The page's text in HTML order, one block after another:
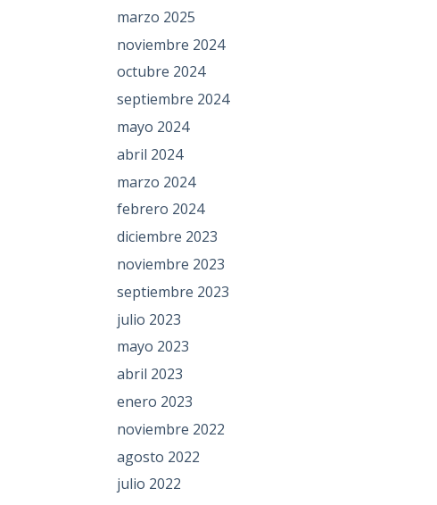
marzo 2025
noviembre 2024
octubre 2024
septiembre 2024
mayo 2024
abril 2024
marzo 2024
febrero 2024
diciembre 2023
noviembre 2023
septiembre 2023
julio 2023
mayo 2023
abril 2023
enero 2023
noviembre 2022
agosto 2022
julio 2022